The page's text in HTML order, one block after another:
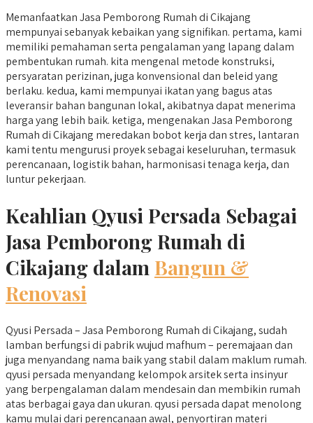
Memanfaatkan Jasa Pemborong Rumah di Cikajang
mempunyai sebanyak kebaikan yang signifikan. pertama, kami
memiliki pemahaman serta pengalaman yang lapang dalam
pembentukan rumah. kita mengenal metode konstruksi,
persyaratan perizinan, juga konvensional dan beleid yang
berlaku. kedua, kami mempunyai ikatan yang bagus atas
leveransir bahan bangunan lokal, akibatnya dapat menerima
harga yang lebih baik. ketiga, mengenakan Jasa Pemborong
Rumah di Cikajang meredakan bobot kerja dan stres, lantaran
kami tentu mengurusi proyek sebagai keseluruhan, termasuk
perencanaan, logistik bahan, harmonisasi tenaga kerja, dan
luntur pekerjaan.
Keahlian Qyusi Persada Sebagai
Jasa Pemborong Rumah di
Cikajang dalam Bangun &
Renovasi
Qyusi Persada – Jasa Pemborong Rumah di Cikajang, sudah
lamban berfungsi di pabrik wujud mafhum – peremajaan dan
juga menyandang nama baik yang stabil dalam maklum rumah.
qyusi persada menyandang kelompok arsitek serta insinyur
yang berpengalaman dalam mendesain dan membikin rumah
atas berbagai gaya dan ukuran. qyusi persada dapat menolong
kamu mulai dari perencanaan awal, penyortiran materi